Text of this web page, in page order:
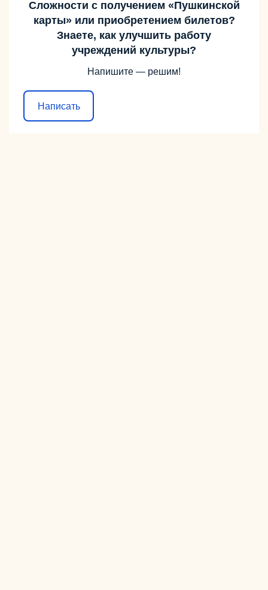
Сложности с получением «Пушкинской
карты» или приобретением билетов?
Знаете, как улучшить работу
учреждений культуры?
Напишите — решим!
Написать